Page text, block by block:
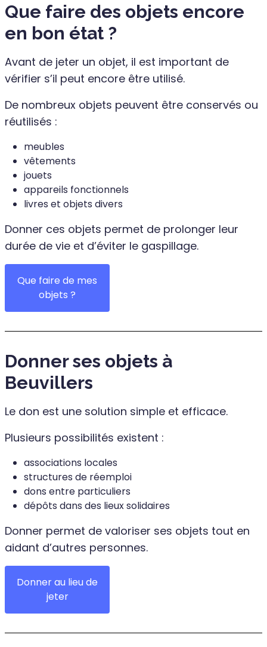
Que faire des objets encore
en bon état ?
Avant de jeter un objet, il est important de
vérifier s’il peut encore être utilisé.
De nombreux objets peuvent être conservés ou
réutilisés :
meubles
vêtements
jouets
appareils fonctionnels
livres et objets divers
Donner ces objets permet de prolonger leur
durée de vie et d’éviter le gaspillage.
Que faire de mes
objets ?
Donner ses objets à
Beuvillers
Le don est une solution simple et efficace.
Plusieurs possibilités existent :
associations locales
structures de réemploi
dons entre particuliers
dépôts dans des lieux solidaires
Donner permet de valoriser ses objets tout en
aidant d’autres personnes.
Donner au lieu de
jeter